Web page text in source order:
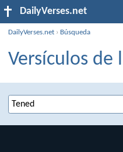
DailyVerses.net
DailyVerses.net › Búsqueda
Versículos de